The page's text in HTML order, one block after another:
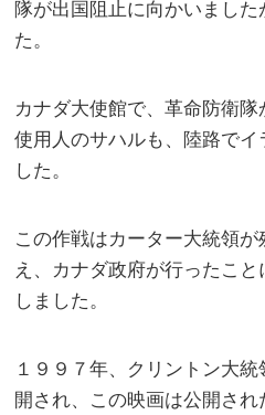
隊が出国阻止に向かいまし
た。
カナダ大使館で、革命防衛
使用人のサハルも、陸路でイ
した。
この作戦はカーター大統領
え、カナダ政府が行ったこ
しました。
１９９７年、クリントン大
開され、この映画は公開さ